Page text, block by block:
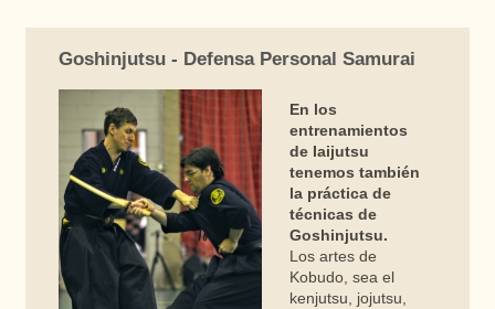
Goshinjutsu - Defensa Personal Samurai
En los
entrenamientos
de Iaijutsu
tenemos también
la práctica de
técnicas de
Goshinjutsu.
Los artes de
Kobudo, sea el
kenjutsu, jojutsu,